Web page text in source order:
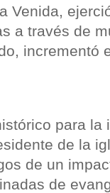
Venida,
a través de
incrementó
para la
de la
de un
de